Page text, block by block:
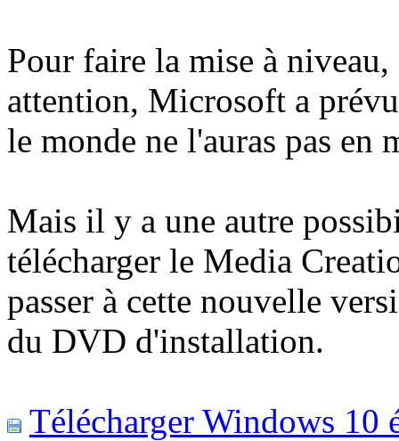
Pour faire la mise à
attention, Microsoft a
le monde ne l'auras pas en
Mais il y a une autre
télécharger le Media
passer à cette nouvelle
du DVD d'installation.
Télécharger Windows 10